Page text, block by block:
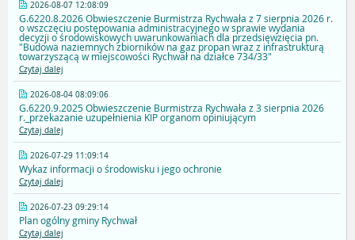
2026-08-07 12:08:09
G.6220.8.2026 Obwieszczenie Burmistrza Rychwała z 7 sierpnia 2026 r.
o wszczęciu postępowania administracyjnego w sprawie wydania
decyzji o środowiskowych uwarunkowaniach dla przedsięwzięcia pn.
"Budowa naziemnych zbiorników na gaz propan wraz z infrastrukturą
towarzyszącą w miejscowości Rychwał na działce 734/33"
Czytaj dalej
2026-08-04 08:09:06
G.6220.9.2025 Obwieszczenie Burmistrza Rychwała z 3 sierpnia 2026
r._przekazanie uzupełnienia KIP organom opiniującym
Czytaj dalej
2026-07-29 11:09:14
Wykaz informacji o środowisku i jego ochronie
Czytaj dalej
2026-07-23 09:29:14
Plan ogólny gminy Rychwał
Czytaj dalej